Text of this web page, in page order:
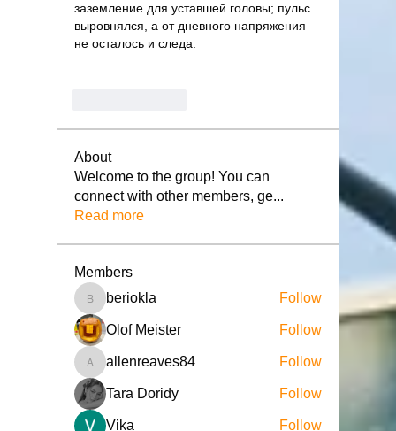
заземление для уставшей головы; пульс
выровнялся, а от дневного напряжения
не осталось и следа.
About
Welcome to the group! You can
connect with other members, ge...
Read more
Members
beriokla
beriokla Follow
Olof Meister Follow
allenreaves84
allenreaves84 Follow
Tara Doridy Follow
Vika
Follow